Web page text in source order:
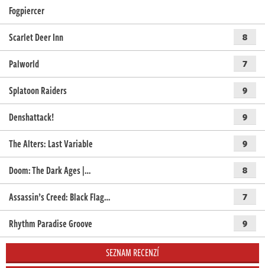
Fogpiercer
Scarlet Deer Inn
8
Palworld 7
Splatoon Raiders 9
Denshattack! 9
The Alters: Last Variable 9
Doom: The Dark Ages |… 8
Assassin’s Creed: Black Flag… 7
Rhythm Paradise Groove 9
SEZNAM RECENZÍ